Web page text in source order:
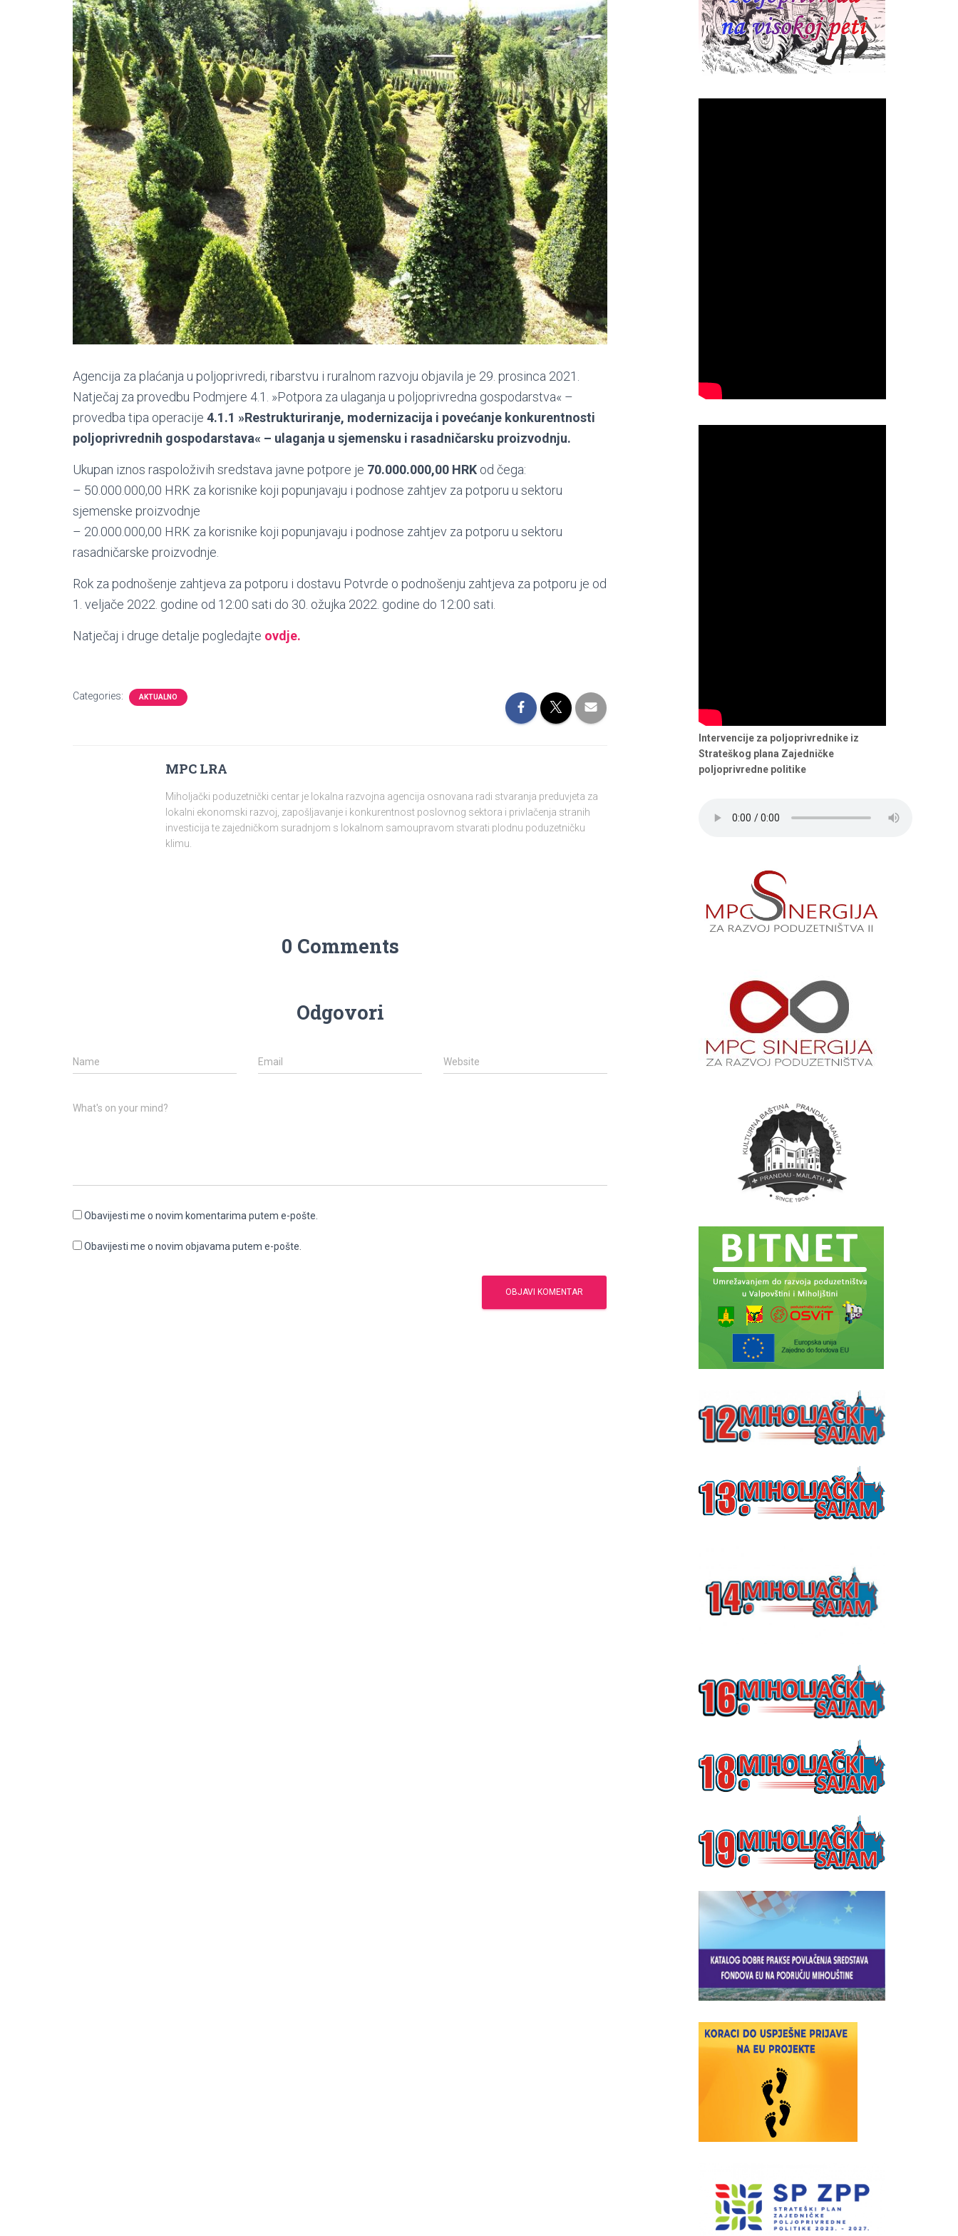
Agencija za plaćanja u poljoprivredi, ribarstvu i ruralnom razvoju objavila je 29. prosinca 2021.
Natječaj za provedbu Podmjere 4.1. »Potpora za ulaganja u poljoprivredna gospodarstva« –
provedba tipa operacije 4.1.1 »Restrukturiranje, modernizacija i povećanje konkurentnosti
poljoprivrednih gospodarstava« – ulaganja u sjemensku i rasadničarsku proizvodnju.
Ukupan iznos raspoloživih sredstava javne potpore je 70.000.000,00 HRK od čega:
– 50.000.000,00 HRK za korisnike koji popunjavaju i podnose zahtjev za potporu u sektoru
sjemenske proizvodnje
– 20.000.000,00 HRK za korisnike koji popunjavaju i podnose zahtjev za potporu u sektoru
rasadničarske proizvodnje.
Rok za podnošenje zahtjeva za potporu i dostavu Potvrde o podnošenju zahtjeva za potporu je od
1. veljače 2022. godine od 12:00 sati do 30. ožujka 2022. godine do 12:00 sati.
Natječaj i druge detalje pogledajte ovdje.
Categories: AKTUALNO
MPC LRA
Miholjački poduzetnički centar je lokalna razvojna agencija osnovana radi stvaranja preduvjeta za
lokalni ekonomski razvoj, zapošljavanje i konkurentnost poslovnog sektora i privlačenja stranih
investicija te zajedničkom suradnjom s lokalnom samoupravom stvarati plodnu poduzetničku
klimu.
0 Comments
Odgovori
Name Email Website
What's on your mind?
Obavijesti me o novim komentarima putem e-pošte.
Obavijesti me o novim objavama putem e-pošte.
Intervencije za poljoprivrednike iz
Strateškog plana Zajedničke
poljoprivredne politike